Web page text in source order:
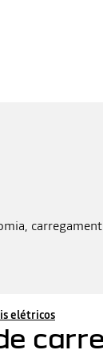
elétricos